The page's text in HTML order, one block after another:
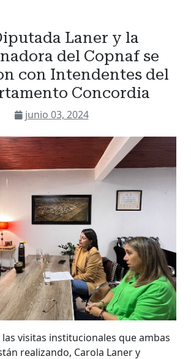
Laner y la
del Copnaf se
con Intendentes del
Concordia
junio 03, 2024
las visitas institucionales que ambas
realizando, Carola Laner y